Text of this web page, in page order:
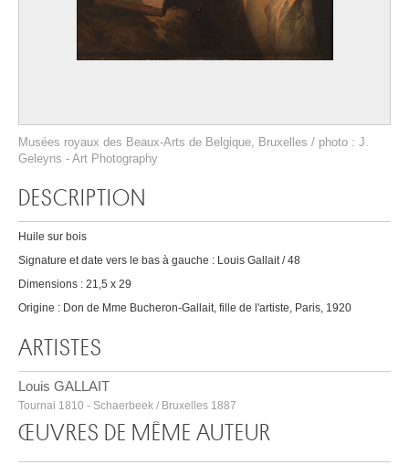
Musées royaux des Beaux-Arts de Belgique, Bruxelles / photo : J.
Geleyns - Art Photography
DESCRIPTION
Huile sur bois
Signature et date vers le bas à gauche : Louis Gallait / 48
Dimensions : 21,5 x 29
Origine : Don de Mme Bucheron-Gallait, fille de l'artiste, Paris, 1920
ARTISTES
Louis GALLAIT
Tournai 1810 - Schaerbeek / Bruxelles 1887
ŒUVRES DE MÊME AUTEUR